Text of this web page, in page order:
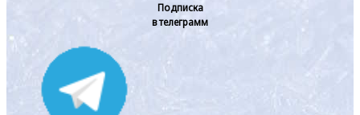
Подписка
в телеграмм